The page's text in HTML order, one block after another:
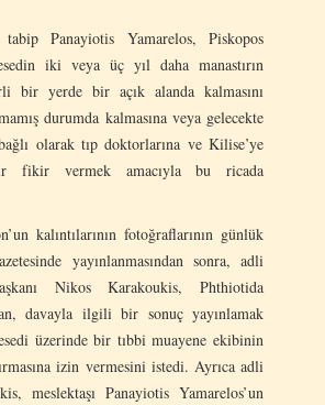
Panayiotis Yamarelos, Piskopos
iki veya üç yıl daha manastırın
bir yerde bir açık alanda kalmasını
durumda kalmasına veya gelecekte
olarak tıp doktorlarına ve Kilise’ye
fikir vermek amacıyla bu ricada
kalıntılarının fotoğraflarının günlük
yayınlanmasından sonra, adli
Nikos Karakoukis, Phthiotida
davayla ilgili bir sonuç yayınlamak
üzerinde bir tıbbi muayene ekibinin
izin vermesini istedi. Ayrıca adli
meslektaşı Panayiotis Yamarelos’un